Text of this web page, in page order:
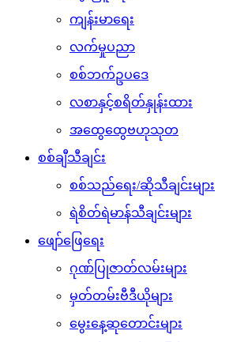
ကျန်းမာရေး
လက်မှုပညာ
စစ်ဘက်ဥပဒေ
လစာနှင့်စရိတ်နှုန်းထား
အထွေထွေဗဟုသုတ
စစ်ချီသီချင်း
စစ်သည်ရေး/ဆိုသီချင်းများ
ရဲစိတ်ရဲမာန်သီချင်းများ
ဖျော်ဖြေရေး
ဂုဏ်ပြုဇာတ်လမ်းများ
မှတ်တမ်းဗီဒီယိုများ
မွေးနေ့ဆုတောင်းများ